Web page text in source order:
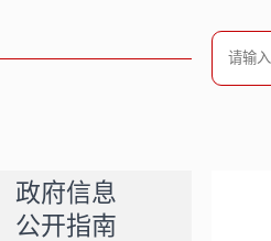
政府信息
公开指南